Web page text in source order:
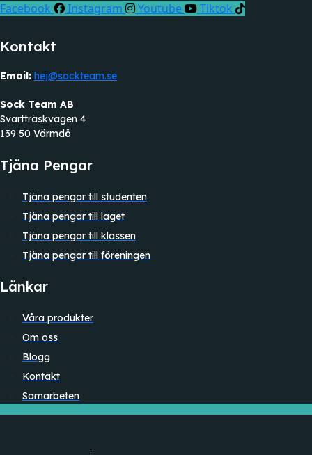
Facebook Instagram Youtube Tiktok
Kontakt
Email: hej@sockteam.se
Sock Team AB
Svartträskvägen 4
139 50 Värmdö
Tjäna Pengar
Tjäna pengar till studenten
Tjäna pengar till laget
Tjäna pengar till klassen
Tjäna pengar till föreningen
Länkar
Våra produkter
Om oss
Blogg
Kontakt
Samarbeten